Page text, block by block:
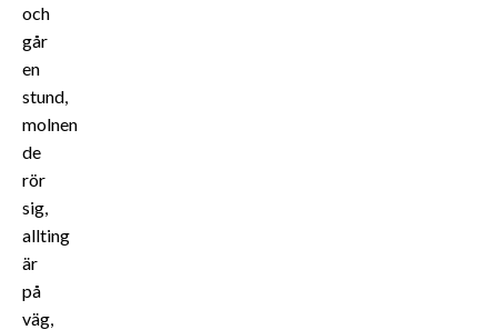
och
går
en
stund,
molnen
de
rör
sig,
allting
är
på
väg,